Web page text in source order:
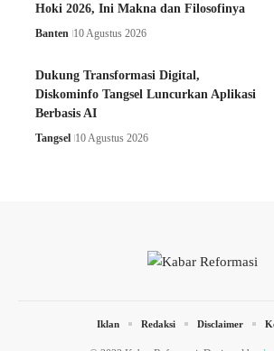
Hoki 2026, Ini Makna dan Filosofinya
Banten 10 Agustus 2026
Dukung Transformasi Digital,
Diskominfo Tangsel Luncurkan Aplikasi
Berbasis AI
Tangsel 10 Agustus 2026
Iklan Redaksi Disclaimer